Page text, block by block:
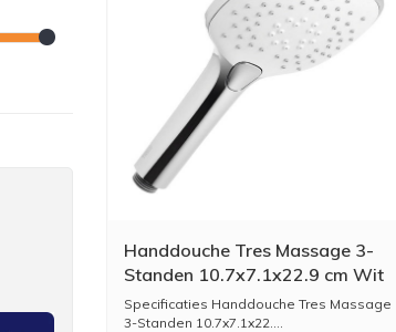
Handdouche Tres Massage 3-
Standen 10.7x7.1x22.9 cm Wit
Chroom
Specificaties Handdouche Tres Massage
3-Standen 10.7x7.1x22....